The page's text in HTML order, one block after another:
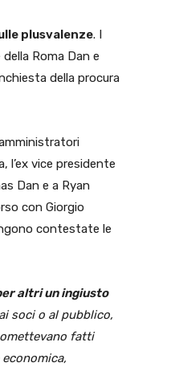
plusvalenze. I
Roma Dan e
della procura
l’ex vice presidente
Dan e a Ryan
con Giorgio
contestate le
altri un ingiusto
soci o al pubblico,
fatti